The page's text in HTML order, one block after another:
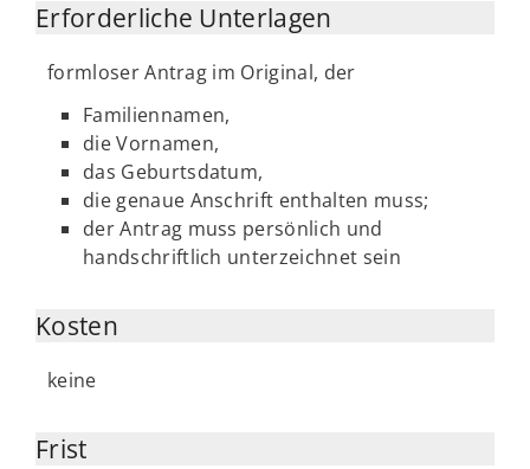
Erforderliche Unterlagen
formloser Antrag im Original, der
Familiennamen,
die Vornamen,
das Geburtsdatum,
die genaue Anschrift enthalten muss;
der Antrag muss persönlich und
handschriftlich unterzeichnet sein
Kosten
keine
Frist